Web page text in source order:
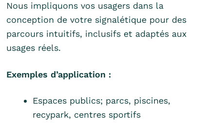
Nous impliquons vos usagers dans la
conception de votre signalétique pour des
parcours intuitifs, inclusifs et adaptés aux
usages réels.
Exemples d’application :
Espaces publics; parcs, piscines,
recypark, centres sportifs